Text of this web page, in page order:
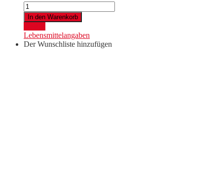
12er
Paket
"Summer
Selection"
Menge
In den Warenkorb
Lebensmittelangaben
Der Wunschliste hinzufügen